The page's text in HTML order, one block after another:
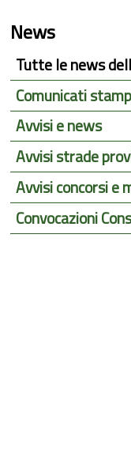
News
Tutte le news
Comunicati
Avvisi e news
Avvisi strade
Avvisi concorsi e
Convocazioni